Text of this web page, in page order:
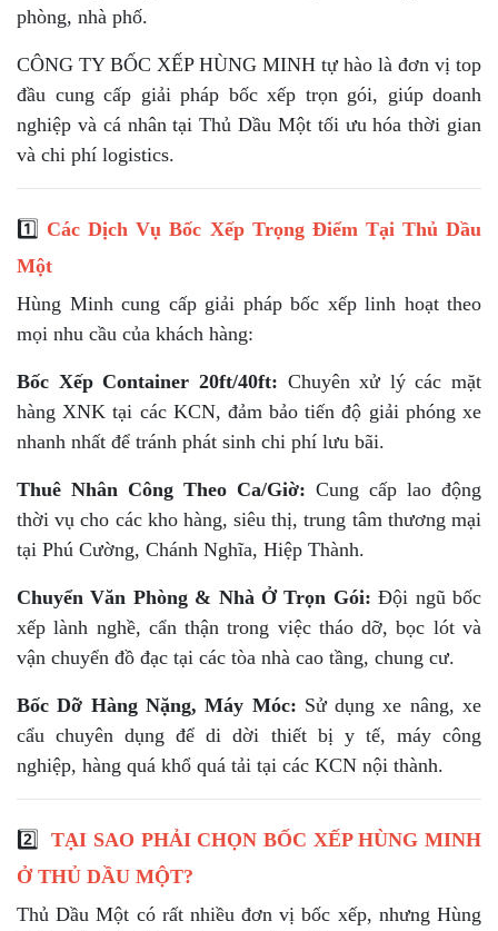
phòng, nhà phố.
CÔNG TY BỐC XẾP HÙNG MINH tự hào là đơn vị top
đầu cung cấp giải pháp bốc xếp trọn gói, giúp doanh
nghiệp và cá nhân tại Thủ Dầu Một tối ưu hóa thời gian
và chi phí logistics.
1️⃣ Các Dịch Vụ Bốc Xếp Trọng Điểm Tại Thủ Dầu
Một
Hùng Minh cung cấp giải pháp bốc xếp linh hoạt theo
mọi nhu cầu của khách hàng:
Bốc Xếp Container 20ft/40ft: Chuyên xử lý các mặt
hàng XNK tại các KCN, đảm bảo tiến độ giải phóng xe
nhanh nhất để tránh phát sinh chi phí lưu bãi.
Thuê Nhân Công Theo Ca/Giờ: Cung cấp lao động
thời vụ cho các kho hàng, siêu thị, trung tâm thương mại
tại Phú Cường, Chánh Nghĩa, Hiệp Thành.
Chuyển Văn Phòng & Nhà Ở Trọn Gói: Đội ngũ bốc
xếp lành nghề, cẩn thận trong việc tháo dỡ, bọc lót và
vận chuyển đồ đạc tại các tòa nhà cao tầng, chung cư.
Bốc Dỡ Hàng Nặng, Máy Móc: Sử dụng xe nâng, xe
cẩu chuyên dụng để di dời thiết bị y tế, máy công
nghiệp, hàng quá khổ quá tải tại các KCN nội thành.
2️⃣TẠI SAO PHẢI CHỌN BỐC XẾP HÙNG MINH
Ở THỦ DẦU MỘT?
Thủ Dầu Một có rất nhiều đơn vị bốc xếp, nhưng Hùng